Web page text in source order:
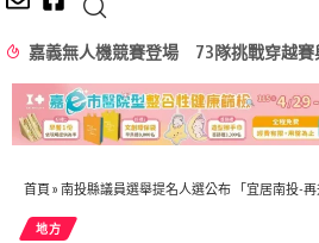
嘉義無人機競賽登場 73隊挑戰穿越賽
首頁 » 南投縣議員選舉提名人選公布 「宜居南投-再
地方